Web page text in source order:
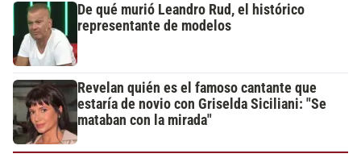
De qué murió Leandro Rud, el histórico
representante de modelos
Revelan quién es el famoso cantante que
estaría de novio con Griselda Siciliani: "Se
mataban con la mirada"